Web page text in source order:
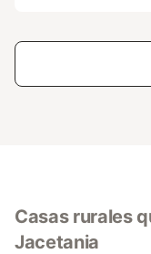
Casas rurales
Jacetania